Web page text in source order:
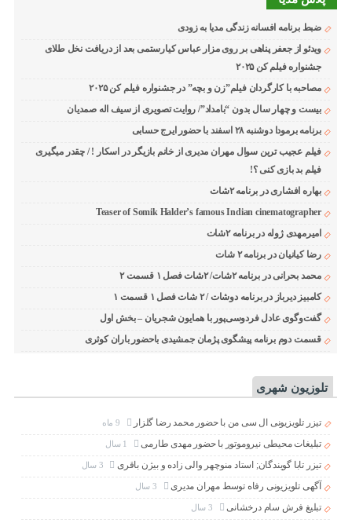
ضبط برنامه افسانه زندگی مدیا به زودی
ویدئو از جعفر پناهی بر روی مزار عباس کیارستمی بعد از دریافت نخل طلای
جشنواره فیلم کن ۲۰۲۵
مصاحبه با کارگردان فیلم”زن و بچه” در جشنواره فیلم کن ۲۰۲۵
بیست و چهار سال بدون “بامداد”/ روایت تصویری از سیف اله صمدیان
برنامه برمودا دوشنبه ۲۸ اسفند با حضور ایرج حسابی
فیلم عجیب ترین سوال مهران مدیری از خانم بازیگر در اسکار ! / چقدر میگیری
فیلم بد بازی کنی ؟!
بهاره افشاری در برنامه ۲شات
Teaser of Somik Halder’s famous Indian cinematographer
امیرمهدی ژوله در برنامه ۲شات
رضا کیانیان در برنامه ۲ شات
محمد بحرانی در برنامه ۲شات/ ۲شات فصل ۱ قسمت ۲
کامبیز دیرباز در برنامه دوشات / ۲ شات فصل ۱ قسمت ۱
گفت‌وگوی عادل فردوسی‌پور با همایون شجریان – بخش اول
قسمت دوم برنامه پیشگوی پژمان جمشیدی باحضور باران کوثری
تلوزیون شهری
تیزر تلویزیونی ال سی من با حضور محمد رضا گلزار
تبلیغات محیطی نیروموتور با حضور مهدی طارمی
تیزر تابا گویندگان; استاد منوچهر والی زاده و بیژن باقری
آگهی تلویزیونی رفاه توسط مهران مدیری
تبلیغ فرش سام درخشانی